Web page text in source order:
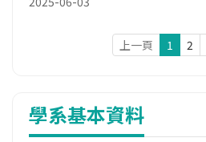
上一頁 1 2
學系基本資料